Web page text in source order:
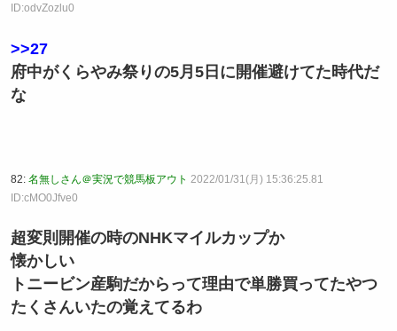
ID:odvZozlu0
>>27
府中がくらやみ祭りの5月5日に開催避けてた時代だ
な
82: 名無しさん＠実況で競馬板アウト 2022/01/31(月) 15:36:25.81
ID:cMO0Jfve0
超変則開催の時のNHKマイルカップか
懐かしい
トニービン産駒だからって理由で単勝買ってたやつ
たくさんいたの覚えてるわ